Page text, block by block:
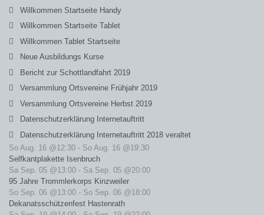
Willkommen Startseite Handy
Willkommen Startseite Tablet
Willkommen Tablet Startseite
Neue Ausbildungs Kurse
Bericht zur Schottlandfahrt 2019
Versammlung Ortsvereine Frühjahr 2019
Versammlung Ortsvereine Herbst 2019
Datenschutzerklärung Internetauftritt
Datenschutzerklärung Internetauftritt 2018 veraltet
So Aug. 16 @12:30 - So Aug. 16 @19:30
Selfkantplakette Isenbruch
Sa Sep. 05 @13:00 - Sa Sep. 05 @20:00
95 Jahre Trommlerkorps Kinzweiler
So Sep. 06 @13:00 - So Sep. 06 @18:00
Dekanatsschützenfest Hastenrath